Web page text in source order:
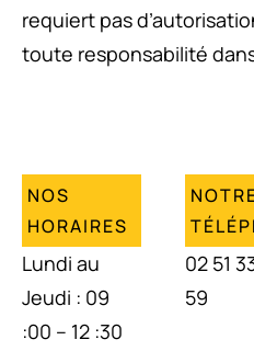
requiert pas
toute responsabilité
NOS
HORAIRES
Lundi au
Jeudi : 09
:00 – 12 :30
02 51
59